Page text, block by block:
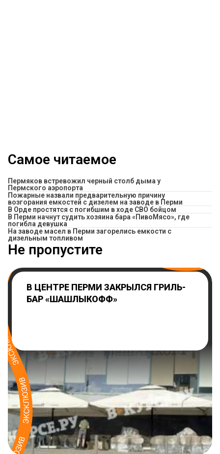
Самое читаемое
Пермяков встревожил черный столб дыма у
Пермского аэропорта
Пожарные назвали предварительную причину
возгорания емкостей с дизелем на заводе в Перми
В Орде простятся с погибшим в ходе СВО бойцом
​В Перми начнут судить хозяина бара «ПивоМясо», где
погибла девушка
На заводе масел в Перми загорелись емкости с
дизельным топливом
Не пропустите
В ЦЕНТРЕ ПЕРМИ ЗАКРЫЛСЯ ГРИЛЬ-
БАР «ШАШЛЫКОФФ»